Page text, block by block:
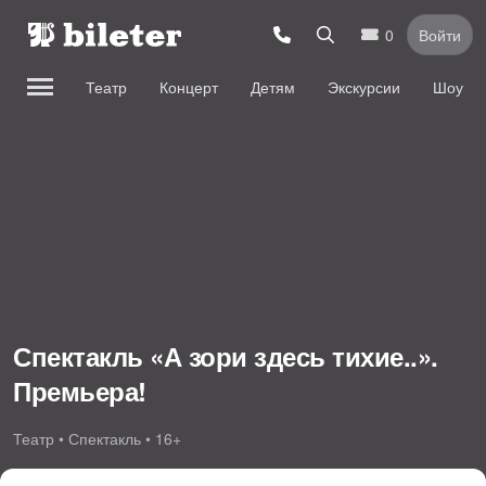
0 Войти
Театр Концерт Детям Экскурсии Шоу
Спектакль «А зори здесь тихие..».
Премьера!
Театр • Спектакль • 16+